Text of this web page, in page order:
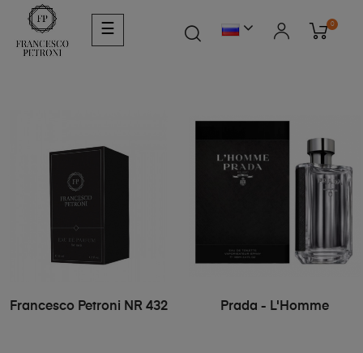
☰ 0
Francesco Petroni NR 432 Prada - L'Homme